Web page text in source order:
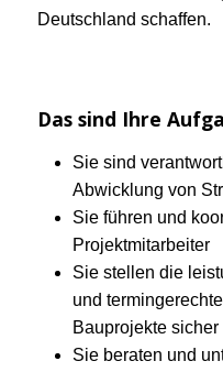
Deutschland schaffen.
Das sind Ihre
Sie sind
Abwicklung von
Sie führen und
Projektmitarbeiter
Sie stellen die
und
Bauprojekte sicher
Sie beraten und